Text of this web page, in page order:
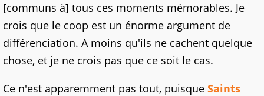
[communs à] tous ces moments mémorables. Je
crois que le coop est un énorme argument de
différenciation. A moins qu'ils ne cachent quelque
chose, et je ne crois pas que ce soit le cas.
Ce n'est apparemment pas tout, puisque Saints